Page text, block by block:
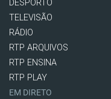
DESPORTO
TELEVISÃO
RÁDIO
RTP ARQUIVOS
RTP ENSINA
RTP PLAY
EM DIRETO